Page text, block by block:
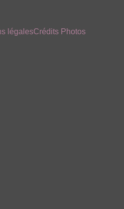
légalesCrédits Photos